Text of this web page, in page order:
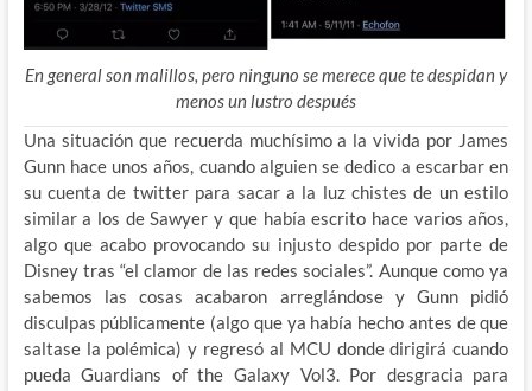
En general son malillos, pero ninguno se merece que te despidan y
menos un lustro después
Una situación que recuerda muchísimo a la vivida por James
Gunn hace unos años, cuando alguien se dedico a escarbar en
su cuenta de twitter para sacar a la luz chistes de un estilo
similar a los de Sawyer y que había escrito hace varios años,
algo que acabo provocando su injusto despido por parte de
Disney tras “el clamor de las redes sociales”. Aunque como ya
sabemos las cosas acabaron arreglándose y Gunn pidió
disculpas públicamente (algo que ya había hecho antes de que
saltase la polémica) y regresó al MCU donde dirigirá cuando
pueda Guardians of the Galaxy Vol3. Por desgracia para